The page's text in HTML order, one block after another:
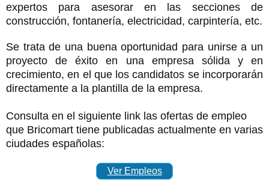
expertos para asesorar en las secciones de
construcción, fontanería, electricidad, carpintería, etc.
Se trata de una buena oportunidad para unirse a un
proyecto de éxito en una empresa sólida y en
crecimiento, en el que los candidatos se incorporarán
directamente a la plantilla de la empresa.
Consulta en el siguiente link las ofertas de empleo
que Bricomart tiene publicadas actualmente en varias
ciudades españolas:
Ver Empleos